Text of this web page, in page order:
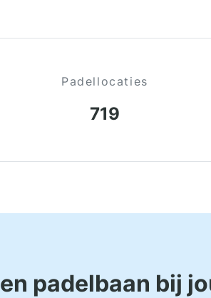
Padellocaties
719
padelbaan bij